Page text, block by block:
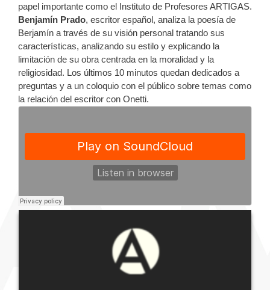
papel importante como el Instituto de Profesores ARTIGAS.
Benjamín Prado, escritor español, analiza la poesía de
Berjamín a través de su visión personal tratando sus
características, analizando su estilo y explicando la
limitación de su obra centrada en la moralidad y la
religiosidad. Los últimos 10 minutos quedan dedicados a
preguntas y a un coloquio con el público sobre temas como
la relación del escritor con Onetti.